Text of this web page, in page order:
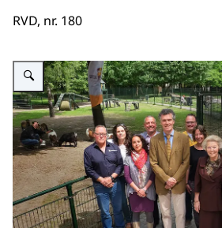
RVD, nr. 180
Vergroot afbeelding Prinses Beatrix bezoekt